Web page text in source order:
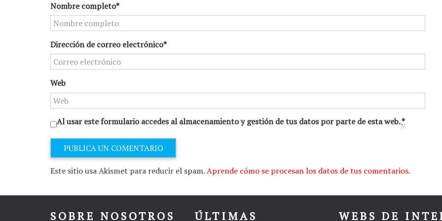
Nombre completo*
Dirección de correo electrónico*
Web
Al usar este formulario accedes al almacenamiento y gestión de tus datos por parte de esta web.*
Este sitio usa Akismet para reducir el spam.Aprende cómo se procesan los datos de tus comentarios.
SOBRE NOSOTROS
ÚLTIMAS
WEBS DE